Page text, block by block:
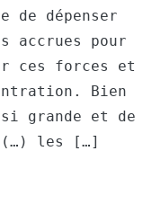
de dépenser
accrues pour
ces forces et
Bien
grande et de
(…) les […]